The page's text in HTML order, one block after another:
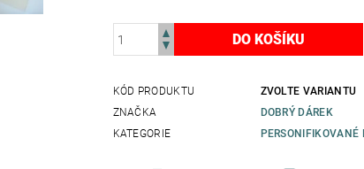
KÓD PRODUKTU
ZVOLTE VARIANTU
ZNAČKA
DOBRÝ DÁREK
KATEGORIE
PERSONIFIKOVANÉ